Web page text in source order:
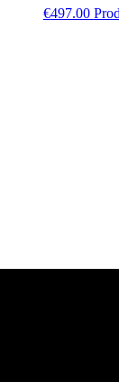
€497.00